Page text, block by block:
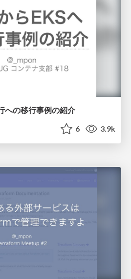
への移行事例の紹介
6 3.9k